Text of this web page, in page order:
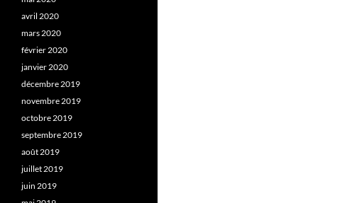
avril 2020
mars 2020
février 2020
janvier 2020
décembre 2019
novembre 2019
octobre 2019
septembre 2019
août 2019
juillet 2019
juin 2019